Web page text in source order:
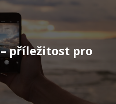
příležitost pro